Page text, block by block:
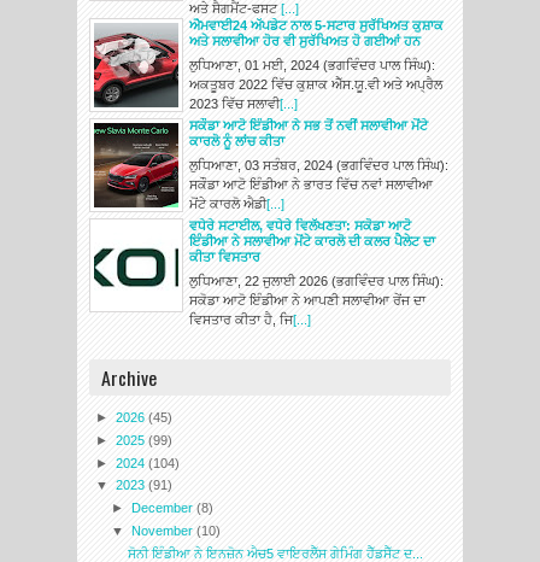
ਅਤੇ ਸੈਗਮੈਂਟ-ਫਸਟ[...]
ਐਮਵਾਈ24 ਅੱਪਡੇਟ ਨਾਲ 5-ਸਟਾਰ ਸੁਰੱਖਿਅਤ ਕੁਸ਼ਾਕ
ਅਤੇ ਸਲਾਵੀਆ ਹੋਰ ਵੀ ਸੁਰੱਖਿਅਤ ਹੋ ਗਈਆਂ ਹਨ
ਲੁਧਿਆਣਾ, 01 ਮਈ, 2024 (ਭਗਵਿੰਦਰ ਪਾਲ ਸਿੰਘ):
ਅਕਤੂਬਰ 2022 ਵਿੱਚ ਕੁਸ਼ਾਕ ਐੱਸ.ਯੂ.ਵੀ ਅਤੇ ਅਪ੍ਰੈਲ
2023 ਵਿੱਚ ਸਲਾਵੀ[...]
ਸਕੌਡਾ ਆਟੋ ਇੰਡੀਆ ਨੇ ਸਭ ਤੋਂ ਨਵੀਂ ਸਲਾਵੀਆ ਮੋਂਟੇ
ਕਾਰਲੋ ਨੂੰ ਲਾਂਚ ਕੀਤਾ
ਲੁਧਿਆਣਾ, 03 ਸਤੰਬਰ, 2024 (ਭਗਵਿੰਦਰ ਪਾਲ ਸਿੰਘ):
ਸਕੌਡਾ ਆਟੋ ਇੰਡੀਆ ਨੇ ਭਾਰਤ ਵਿੱਚ ਨਵਾਂ ਸਲਾਵੀਆ
ਮੋਂਟੇ ਕਾਰਲੋ ਐਡੀ[...]
ਵਧੇਰੇ ਸਟਾਈਲ, ਵਧੇਰੇ ਵਿਲੱਖਣਤਾ: ਸਕੋਡਾ ਆਟੋ
ਇੰਡੀਆ ਨੇ ਸਲਾਵੀਆ ਮੋਂਟੇ ਕਾਰਲੋ ਦੀ ਕਲਰ ਪੈਲੇਟ ਦਾ
ਕੀਤਾ ਵਿਸਤਾਰ
ਲੁਧਿਆਣਾ, 22 ਜੁਲਾਈ 2026 (ਭਗਵਿੰਦਰ ਪਾਲ ਸਿੰਘ):
ਸਕੋਡਾ ਆਟੋ ਇੰਡੀਆ ਨੇ ਆਪਣੀ ਸਲਾਵੀਆ ਰੇਂਜ ਦਾ
ਵਿਸਤਾਰ ਕੀਤਾ ਹੈ, ਜਿ[...]
Archive
► 2026 (45)
► 2025 (99)
► 2024 (104)
▼ 2023 (91)
►December(8)
▼ November(10)
ਸੋਨੀ ਇੰਡੀਆ ਨੇ ਇਨਜ਼ੋਨ ਐਚ5 ਵਾਇਰਲੈੱਸ ਗੇਮਿੰਗ ਹੈੱਡਸੈੱਟ ਦ...